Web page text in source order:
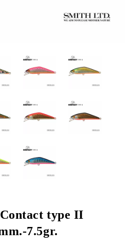
type II
7.5gr.